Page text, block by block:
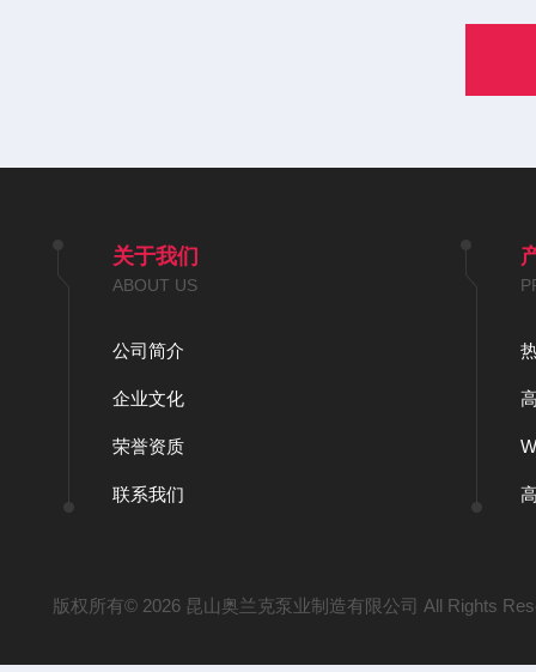
关于我们
ABOUT US
公司简介
企业文化
荣誉资质
联系我们
版权所有© 2026 昆山奥兰克泵业制造有限公司 All Rights